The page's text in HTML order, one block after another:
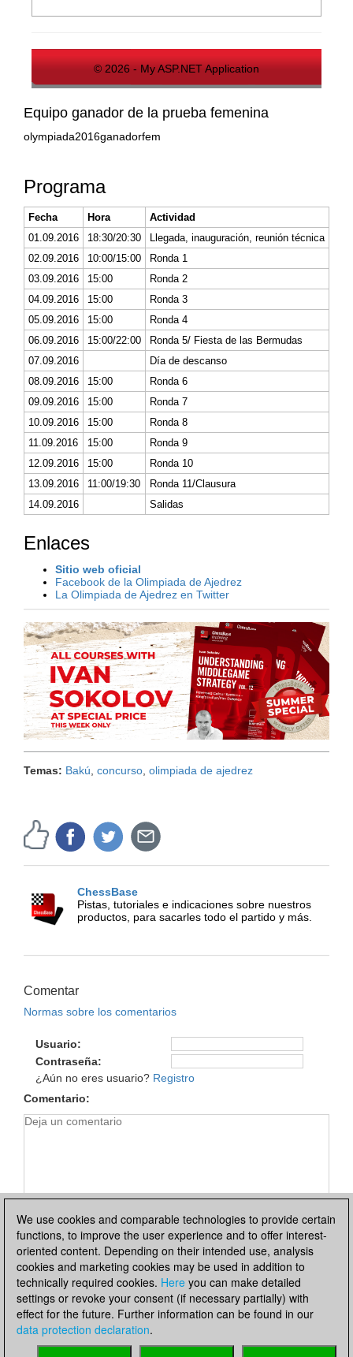
© 2026 - My ASP.NET Application
Equipo ganador de la prueba femenina
olympiada2016ganadorfem
Programa
Fecha Hora
Actividad
01.09.2016
18:30/20:30
Llegada, inauguración, reunión técnica
02.09.2016
10:00/15:00
Ronda 1
03.09.2016
15:00
Ronda 2
04.09.2016
15:00
Ronda 3
05.09.2016
15:00
Ronda 4
06.09.2016
15:00/22:00
Ronda 5/ Fiesta de las Bermudas
07.09.2016
Día de descanso
08.09.2016
15:00
Ronda 6
09.09.2016
15:00
Ronda 7
10.09.2016
15:00
Ronda 8
11.09.2016
15:00
Ronda 9
12.09.2016
15:00
Ronda 10
13.09.2016
11:00/19:30
Ronda 11/Clausura
14.09.2016
Salidas
Enlaces
Sitio web oficial
Facebook de la Olimpiada de Ajedrez
La Olimpiada de Ajedrez en Twitter
Temas: Bakú, concurso, olimpiada de ajedrez
ChessBase
Pistas, tutoriales e indicaciones sobre nuestros
productos, para sacarles todo el partido y más.
Comentar
Normas sobre los comentarios
Usuario
Contraseña
¿Aún no eres usuario? Registro
Comentario
Política de privacidad|Pie de imprenta|Para contactar
Cookies Management|
We use cookies and comparable technologies to provide certain
functions, to improve the user experience and to offer interest-
oriented content. Depending on their intended use, analysis
cookies and marketing cookies may be used in addition to
technically required cookies. Here you can make detailed
settings or revoke your consent (if necessary partially) with
effect for the future. Further information can be found in our
data protection declaration.